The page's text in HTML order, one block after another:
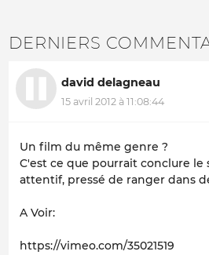
DERNIERS
david delagneau
15 avril 2012 à 11:08:44
Un film du même genre ?
C'est ce que pourrait conclure le
attentif, pressé de ranger dans
A Voir:
https://vimeo.com/35021519